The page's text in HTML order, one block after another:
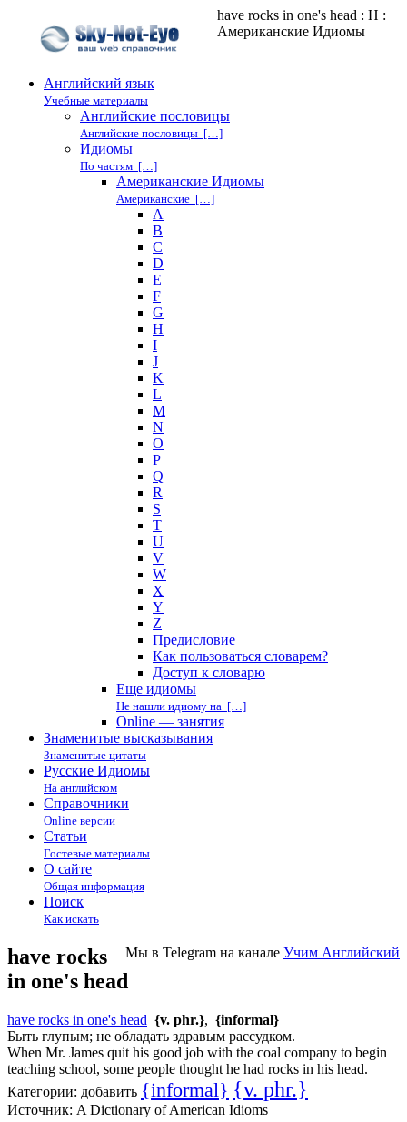
have rocks in one's head : H :
Американские Идиомы
Английский язык
Учебные материалы
Английские пословицы
Английские пословицы […]
Идиомы
По частям […]
Американские Идиомы
Американские […]
A
B
C
D
E
F
G
H
I
J
K
L
M
N
O
P
Q
R
S
T
U
V
W
X
Y
Z
Предисловие
Как пользоваться словарем?
Доступ к словарю
Еще идиомы
Не нашли идиому на […]
Online — занятия
Знаменитые высказывания
Знаменитые цитаты
Русские Идиомы
На английском
Справочники
Online версии
Статьи
Гостевые материалы
О сайте
Общая информация
Поиск
Как искать
Мы в Telegram на канале Учим Английский
have rocks
in one's head
have rocks in one's head {v. phr.}, {informal}
Быть глупым; не обладать здравым рассудком.
When Mr. James quit his good job with the coal company to begin
teaching school, some people thought he had rocks in his head.
Категории: добавить {informal} {v. phr.}
Источник: A Dictionary of American Idioms